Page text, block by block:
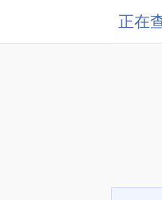
正在